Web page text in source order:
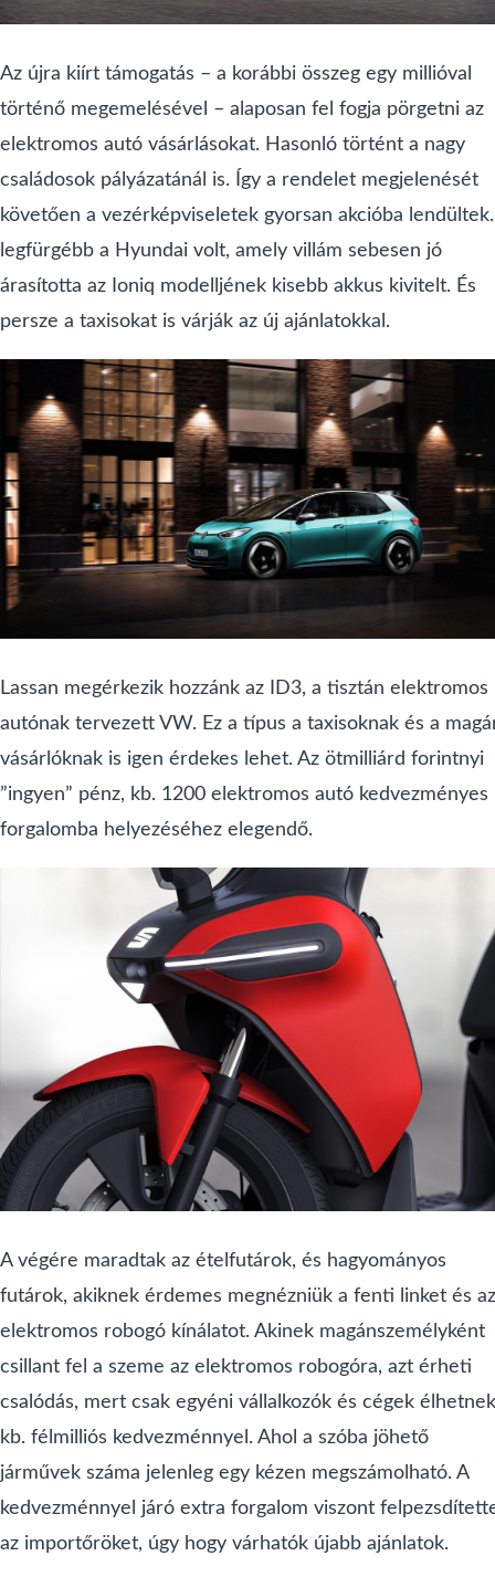
Az újra kiírt támogatás – a korábbi összeg egy millióval
történő megemelésével – alaposan fel fogja pörgetni az
elektromos autó vásárlásokat. Hasonló történt a nagy
családosok pályázatánál is. Így a rendelet megjelenését
követően a vezérképviseletek gyorsan akcióba
legfürgébb a Hyundai volt, amely villám sebesen jó
árasította az Ioniq modelljének kisebb akkus kivitelt. És
persze a taxisokat is várják az új ajánlatokkal.
Lassan megérkezik hozzánk az ID3, a tisztán elektromos
autónak tervezett VW. Ez a típus a taxisoknak és a
vásárlóknak is igen érdekes lehet. Az ötmilliárd forintnyi
”ingyen” pénz, kb. 1200 elektromos autó kedvezményes
forgalomba helyezéséhez elegendő.
A végére maradtak az ételfutárok, és hagyományos
futárok, akiknek érdemes megnézniük a fenti linket és az
elektromos robogó kínálatot. Akinek magánszemélyként
csillant fel a szeme az elektromos robogóra, azt érheti
csalódás, mert csak egyéni vállalkozók és cégek
kb. félmilliós kedvezménnyel. Ahol a szóba jöhető
járművek száma jelenleg egy kézen megszámolható. A
kedvezménnyel járó extra forgalom viszont
az importőröket, úgy hogy várhatók újabb ajánlatok.